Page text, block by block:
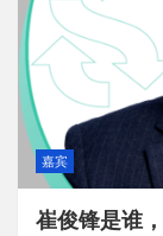
嘉宾
崔俊锋是谁